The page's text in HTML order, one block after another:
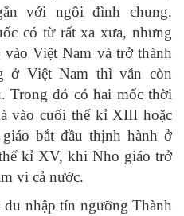
với ngôi đình chung.
có từ rất xa xưa, nhưng
Việt Nam và trở thành
ở Việt Nam thì vẫn còn
Trong đó có hai mốc thời
vào cuối thế kỉ XIII hoặc
bắt đầu thịnh hành ở
kỉ XV, khi Nho giáo trở
vi cả nước.
nhập tín ngưỡng Thành